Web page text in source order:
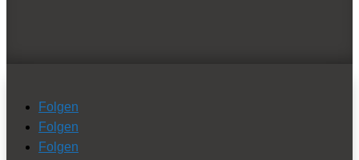
Folgen
Folgen
Folgen